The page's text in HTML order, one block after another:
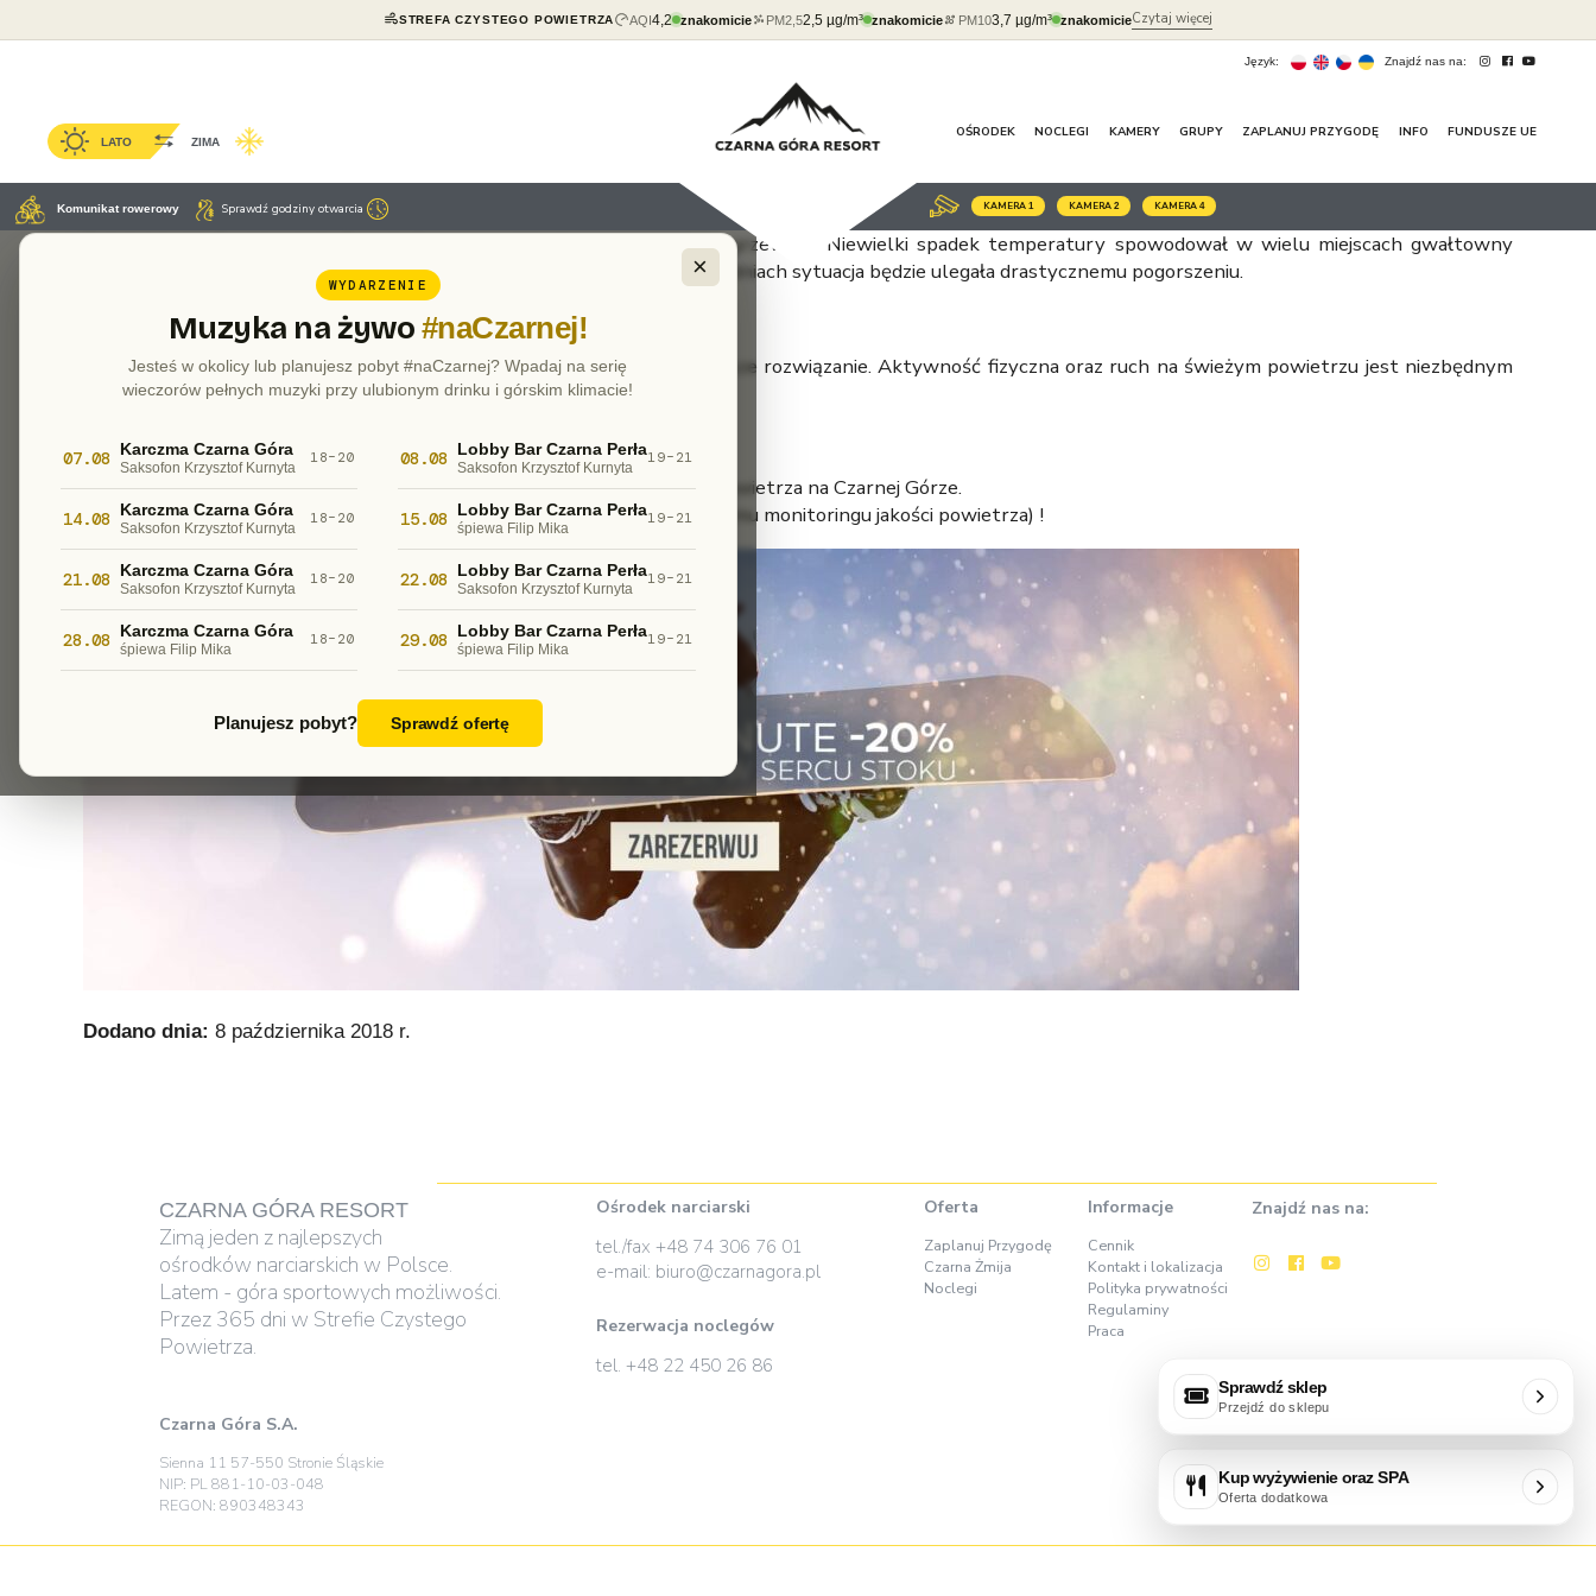
×
WYDARZENIE
Muzyka na żywo #naCzarnej!
Jesteś w okolicy lub planujesz pobyt #naCzarnej? Wpadaj na serię
wieczorów pełnych muzyki przy ulubionym drinku i górskim klimacie!
07.08 Karczma Czarna Góra
Saksofon Krzysztof Kurnyta
18–20 08.08 Lobby Bar Czarna Perła
Saksofon Krzysztof Kurnyta
19–21
14.08 Karczma Czarna Góra
Saksofon Krzysztof Kurnyta
18–20 15.08 Lobby Bar Czarna Perła
śpiewa Filip Mika
19–21
21.08 Karczma Czarna Góra
Saksofon Krzysztof Kurnyta
18–20 22.08 Lobby Bar Czarna Perła
Saksofon Krzysztof Kurnyta
19–21
28.08 Karczma Czarna Góra
śpiewa Filip Mika
18–20 29.08 Lobby Bar Czarna Perła
śpiewa Filip Mika
19–21
Planujesz pobyt? Sprawdź ofertę
STREFA CZYSTEGO POWIETRZA AQI4,2 znakomicie PM2,52,5 µg/m³ znakomicie PM103,7 µg/m³ znakomicieCzytaj więcej
Język: Znajdź nas na:
LATO ZIMA
OŚRODEK NOCLEGI KAMERY GRUPY ZAPLANUJ PRZYGODĘ INFO FUNDUSZE UE
Komunikat rowerowy Sprawdź godziny otwarcia KAMERA1 KAMERA2 KAMERA4
Sprawdź sklep
Przejdź do sklepu
Kup wyżywienie oraz SPA
Oferta dodatkowa
Ostatni tydzień zdaje się być preludium na nadchodzący nowy sezon grzewczy. Niewielki spadek temperatury spowodował w wielu miejscach gwałtowny
wzrost stężenia zanieczyszczeń powietrza. Niestety w najbliższych tygodniach sytuacja będzie ulegała drastycznemu pogorszeniu.
Jak uchronić się przed smogiem?
Można zamknąć się szczelnie w swoim mieszkaniu ale nie jest to najlepsze rozwiązanie. Aktywność fizyczna oraz ruch na świeżym powietrzu jest niezbędnym
składnikiem recepty na zdrowie.
Ale gdzie szukać świeżego i czystego powietrza?
Nic bardziej prostszego, już teraz zarezerwuj pobyt w strefie czystego powietrza na Czarnej Górze.
Jakość powietrza przez 365 dni w roku jest tutaj znakomita (dane z systemu monitoringu jakości powietrza) !
Dodano dnia: 8 października 2018 r.
CZARNA GÓRA RESORT
Zimą jeden z najlepszych
ośrodków narciarskich w Polsce.
Latem - góra sportowych możliwości.
Przez 365 dni w Strefie Czystego
Powietrza.
Czarna Góra S.A.
Sienna 11 57-550 Stronie Śląskie
NIP: PL 881-10-03-048
REGON: 890348343
Ośrodek narciarski
tel./fax+48 74 306 76 01
e-mail: biuro@czarnagora.pl
Rezerwacja noclegów
tel.+48 22 450 26 86
Oferta
Zaplanuj Przygodę
Czarna Żmija
Noclegi
Informacje
Cennik
Kontakt i lokalizacja
Polityka prywatności
Regulaminy
Praca
Znajdź nas na: